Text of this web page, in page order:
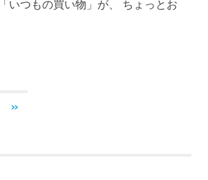
「いつもの買い物」が、 ちょっとお
次
»